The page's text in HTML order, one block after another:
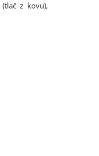
z kovu),